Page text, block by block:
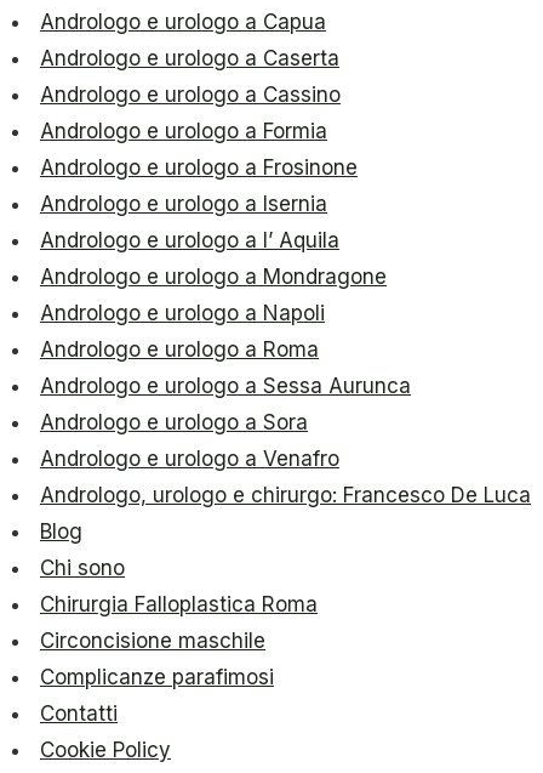
Andrologo e urologo a Capua
Andrologo e urologo a Caserta
Andrologo e urologo a Cassino
Andrologo e urologo a Formia
Andrologo e urologo a Frosinone
Andrologo e urologo a Isernia
Andrologo e urologo a l’ Aquila
Andrologo e urologo a Mondragone
Andrologo e urologo a Napoli
Andrologo e urologo a Roma
Andrologo e urologo a Sessa Aurunca
Andrologo e urologo a Sora
Andrologo e urologo a Venafro
Andrologo, urologo e chirurgo: Francesco De Luca
Blog
Chi sono
Chirurgia Falloplastica Roma
Circoncisione maschile
Complicanze parafimosi
Contatti
Cookie Policy